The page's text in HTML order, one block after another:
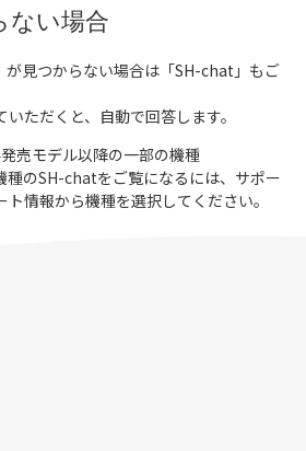
ない場合
が見つからない場合は「SH-chat 」もご
ただくと、自動で回答します。
売モデル以降の一部の機種
種のSH-chatをご覧になるには、サポー
ト情報から機種を選択してください。